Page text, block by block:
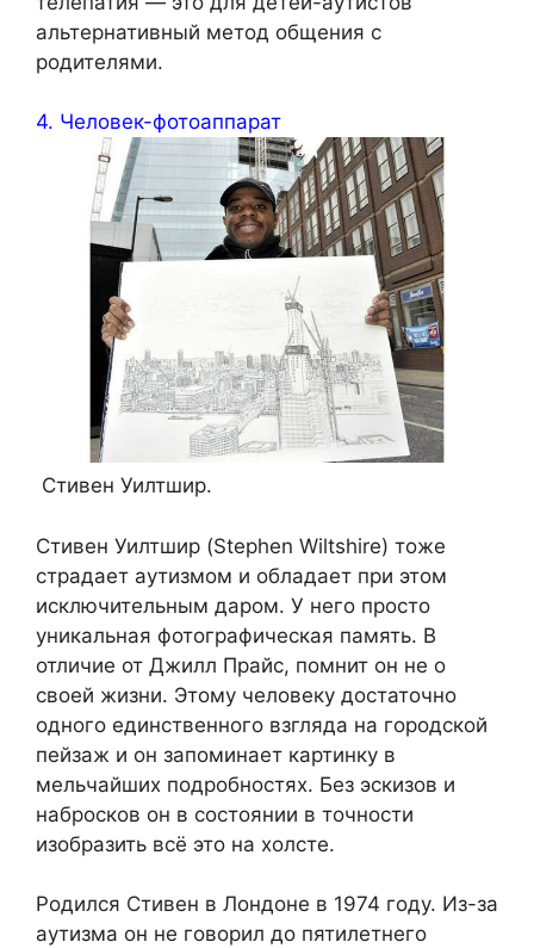
альтернативный метод общения с
родителями.
4. Человек-фотоаппарат
Стивен Уилтшир.
Стивен Уилтшир (Stephen Wiltshire) тоже
страдает аутизмом и обладает при этом
исключительным даром. У него просто
уникальная фотографическая память. В
отличие от Джилл Прайс, помнит он не о
своей жизни. Этому человеку достаточно
одного единственного взгляда на городской
пейзаж и он запоминает картинку в
мельчайших подробностях. Без эскизов и
набросков он в состоянии в точности
изобразить всё это на холсте.
Родился Стивен в Лондоне в 1974 году. Из-за
аутизма он не говорил до пятилетнего